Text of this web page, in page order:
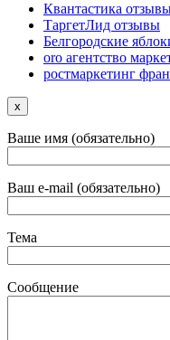
Квантастика
ТаргетЛид отзывы
Белгородские
oro агентство
ростмаркетинг
x
Ваше имя (обязательно)
Ваш e-mail (обязательно)
Тема
Сообщение